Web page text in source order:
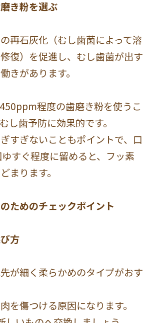
き粉を選ぶ
再石灰化（むし歯菌によって溶
復）を促進し、むし歯菌が出す
きがあります。
程度の歯磨き粉を使うこ
し歯予防に効果的です。
すぎないこともポイントで、口
すぐ程度に留めると、フッ素
まります。
ためのチェックポイント
方
が細く柔らかめのタイプがおす
を傷つける原因になります。